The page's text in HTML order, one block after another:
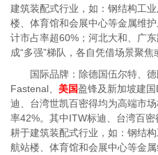
建筑装配式行业，如：钢结构工
楼、体育馆和会展中心等金属维
计市占率超60%；河北大和、广
成“多强”梯队，各自凭借场景聚焦
国际品牌：除德国伍尔特、
Fastenal、 美国盈锋及新加坡建国
迪、台湾世凯百密得均为高端市
率42%。其中ITW标迪、台湾百密
耕于建筑装配式行业，如：钢结
航站楼、体育馆和会展中心等金